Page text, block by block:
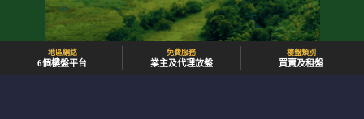
地區網絡
6個樓盤平台
免費服務
業主及代理放盤
樓盤類別
買賣及租盤